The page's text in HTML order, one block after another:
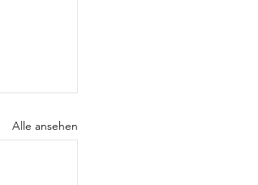
Alle ansehen